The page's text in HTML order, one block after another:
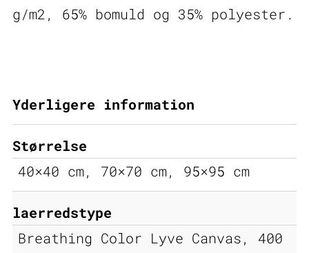
g/m2, 65% bomuld og 35% polyester.
Yderligere information
Størrelse
40×40 cm, 70×70 cm, 95×95 cm
laerredstype
Breathing Color Lyve Canvas, 400